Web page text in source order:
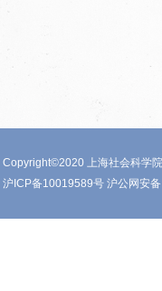
Copyright©2020 上海社会科学
沪ICP备10019589号 沪公网安